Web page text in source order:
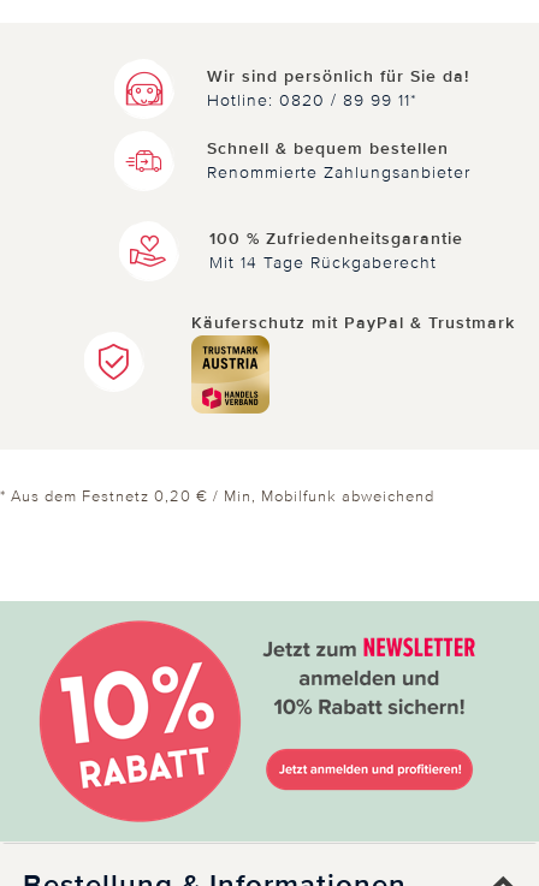
Wir sind persönlich für Sie da!
Hotline: 0820 / 89 99 11*
Schnell & bequem bestellen
Renommierte Zahlungsanbieter
100 % Zufriedenheitsgarantie
Mit 14 Tage Rückgaberecht
Käuferschutz mit PayPal & Trustmark
* Aus dem Festnetz 0,20 € / Min, Mobilfunk abweichend